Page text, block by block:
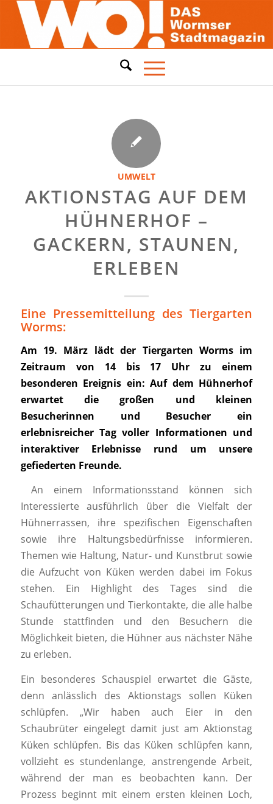
UMWELT
AKTIONSTAG AUF DEM
HÜHNERHOF –
GACKERN, STAUNEN,
ERLEBEN
Eine Pressemitteilung des Tiergarten
Worms:
Am 19. März lädt der Tiergarten Worms im
Zeitraum von 14 bis 17 Uhr zu einem
besonderen Ereignis ein: Auf dem Hühnerhof
erwartet die großen und kleinen
Besucherinnen und Besucher ein
erlebnisreicher Tag voller Informationen und
interaktiver Erlebnisse rund um unsere
gefiederten Freunde.
An einem Informationsstand können sich
Interessierte ausführlich über die Vielfalt der
Hühnerrassen, ihre spezifischen Eigenschaften
sowie ihre Haltungsbedürfnisse informieren.
Themen wie Haltung, Natur- und Kunstbrut sowie
die Aufzucht von Küken werden dabei im Fokus
stehen. Ein Highlight des Tages sind die
Schaufütterungen und Tierkontakte, die alle halbe
Stunde stattfinden und den Besuchern die
Möglichkeit bieten, die Hühner aus nächster Nähe
zu erleben.
Ein besonderes Schauspiel erwartet die Gäste,
denn anlässlich des Aktionstags sollen Küken
schlüpfen. „Wir haben auch Eier in den
Schaubrüter eingelegt damit just am Aktionstag
Küken schlüpfen. Bis das Küken schlüpfen kann,
vollzieht es stundenlange, anstrengende Arbeit,
während der man es beobachten kann. Der
Prozess beginnt mit einem ersten kleinen Loch,